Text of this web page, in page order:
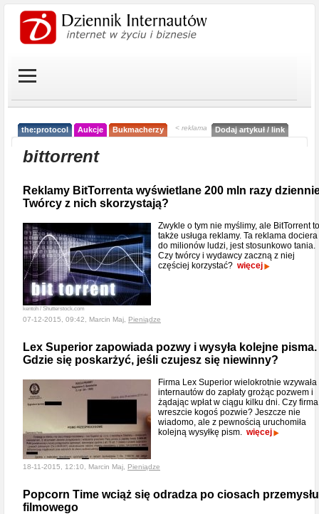
the:protocol Aukcje Bukmacherzy < reklama Dodaj artykuł / link
bittorrent
Reklamy BitTorrenta wyświetlane 200 mln razy
Twórcy z nich skorzystają?
kentoh / Shutterstock.com
Zwykle o tym nie myślimy, ale BitTorrent to
także usługa reklamy. Ta reklama dociera
do milionów ludzi, jest stosunkowo tania.
Czy twórcy i wydawcy zaczną z niej
częściej korzystać? więcej
07-12-2015, 09:42, Marcin Maj, Pieniądze
Lex Superior zapowiada pozwy i wysyła kolejne pisma.
Gdzie się poskarżyć, jeśli czujesz się niewinny?
Firma Lex Superior wielokrotnie wzywała
internautów do zapłaty grożąc pozwem i
żądając wpłat w ciągu kilku dni. Czy firma
wreszcie kogoś pozwie? Jeszcze nie
wiadomo, ale z pewnością uruchomiła
kolejną wysyłkę pism. więcej
18-11-2015, 12:10, Marcin Maj, Pieniądze
Popcorn Time wciąż się odradza po ciosach przemysłu
filmowego